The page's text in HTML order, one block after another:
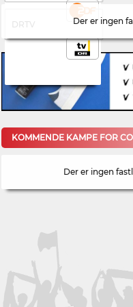
DRTV Der er ingen
KOMMENDE KAMPE FOR
Der er ingen